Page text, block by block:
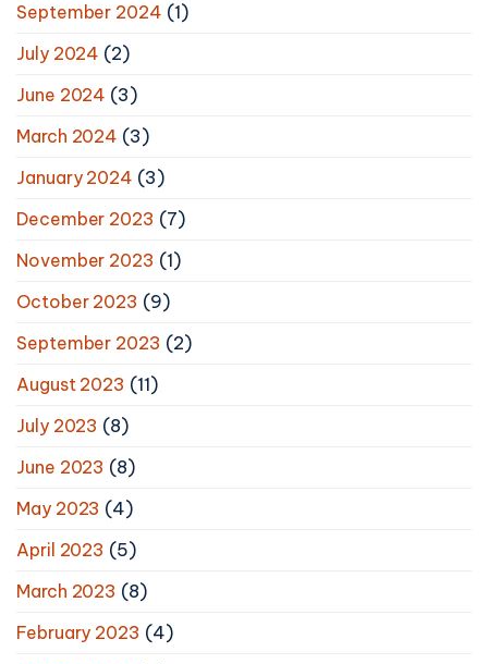
September 2024 (1)
July 2024 (2)
June 2024 (3)
March 2024 (3)
January 2024 (3)
December 2023 (7)
November 2023 (1)
October 2023 (9)
September 2023 (2)
August 2023 (11)
July 2023 (8)
June 2023 (8)
May 2023 (4)
April 2023 (5)
March 2023 (8)
February 2023 (4)